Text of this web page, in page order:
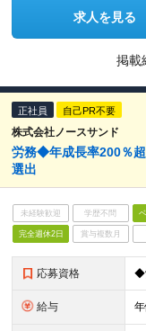
求人を見る
掲載
正社員 自己PR不要
株式会社ノースサンド
労務◆年成長率200％
選出
未経験歓迎 学歴不問
完全週休2日 賞与複数月
応募資格
給与